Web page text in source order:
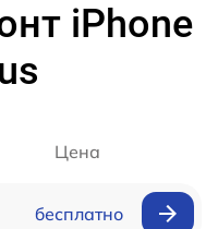
iPhone
Цена
бесплатно